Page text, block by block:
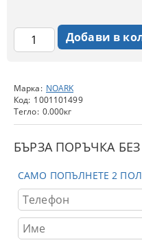
Марка: NOARK
Код: 1001101499
Тегло: 0.000кг
БЪРЗА ПОРЪЧКА
САМО ПОПЪЛНЕТЕ 2